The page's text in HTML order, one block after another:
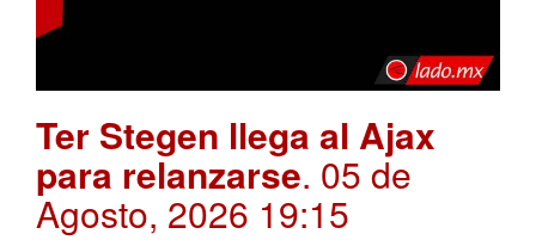
Ter Stegen llega al Ajax
para relanzarse. 05 de
Agosto, 2026 19:15